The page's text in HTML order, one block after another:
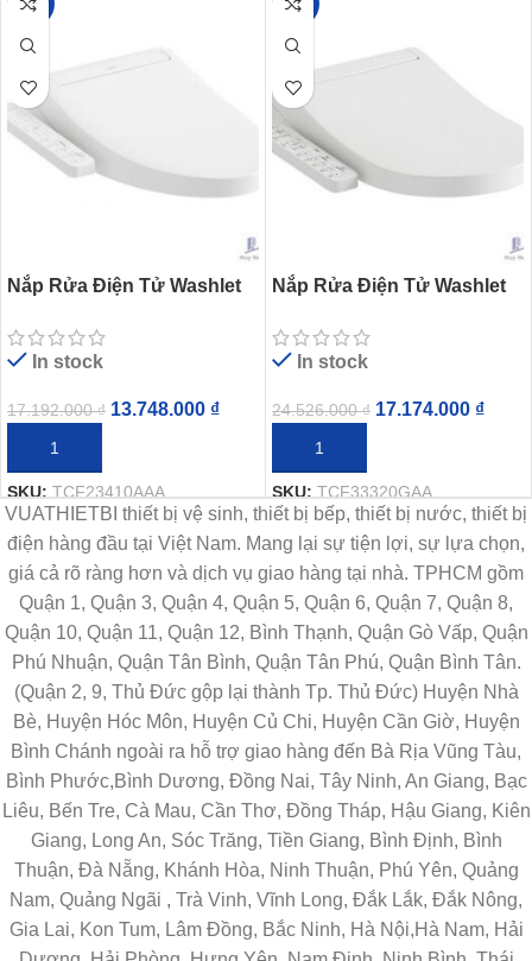
-20%
Nắp Rửa Điện Tử Washlet
C2
In stock
17.192.000₫ 13.748.000 ₫
THÊM VÀO GIỎ HÀNG
SKU:TCF23410AAA
-30%
Nắp Rửa Điện Tử Washlet
Chữ D
In stock
24.526.000₫ 17.174.000 ₫
THÊM VÀO GIỎ HÀNG
SKU:TCF33320GAA
VUATHIETBI thiết bị vệ sinh, thiết bị bếp, thiết bị nước, thiết bị
điện hàng đầu tại Việt Nam. Mang lại sự tiện lợi, sự lựa chọn,
giá cả rõ ràng hơn và dịch vụ giao hàng tại nhà. TPHCM gồm
Quận 1, Quận 3, Quận 4, Quận 5, Quận 6, Quận 7, Quận 8,
Quận 10, Quận 11, Quận 12, Bình Thạnh, Quận Gò Vấp, Quận
Phú Nhuận, Quận Tân Bình, Quận Tân Phú, Quận Bình Tân.
(Quận 2, 9, Thủ Đức gộp lại thành Tp. Thủ Đức) Huyện Nhà
Bè, Huyện Hóc Môn, Huyện Củ Chi, Huyện Cần Giờ, Huyện
Bình Chánh ngoài ra hỗ trợ giao hàng đến Bà Rịa Vũng Tàu,
Bình Phước,Bình Dương, Đồng Nai, Tây Ninh, An Giang, Bạc
Liêu, Bến Tre, Cà Mau, Cần Thơ, Đồng Tháp, Hậu Giang, Kiên
Giang, Long An, Sóc Trăng, Tiền Giang, Bình Định, Bình
Thuận, Đà Nẵng, Khánh Hòa, Ninh Thuận, Phú Yên, Quảng
Nam, Quảng Ngãi , Trà Vinh, Vĩnh Long, Đắk Lắk, Đắk Nông,
Gia Lai, Kon Tum, Lâm Đồng, Bắc Ninh, Hà Nội,Hà Nam, Hải